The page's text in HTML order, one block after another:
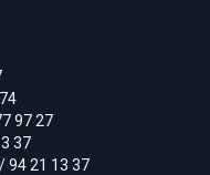
97 27
37
/ 94 21 13 37